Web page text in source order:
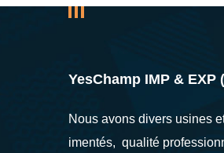
YesChamp IMP & EXP
Nous avons divers usines
imentés, qualité